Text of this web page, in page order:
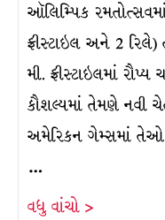
ઑલિમ્પિક
ફ્રીસ્ટાઇલ અને 2
મી. ફ્રીસ્ટાઇલમાં
કૌશલ્યમાં તેમણે નવી
અમેરિકન ગેમ્સમાં તેઓ
…
વધુ વાંચો >